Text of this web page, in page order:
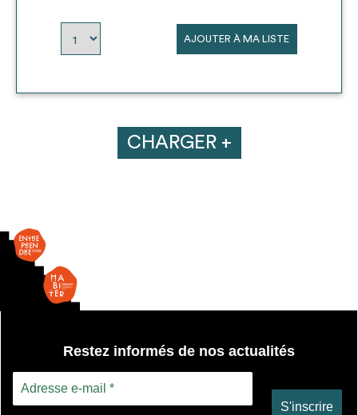
AJOUTER À MA LISTE
CHARGER +
Restez informés de nos actualités